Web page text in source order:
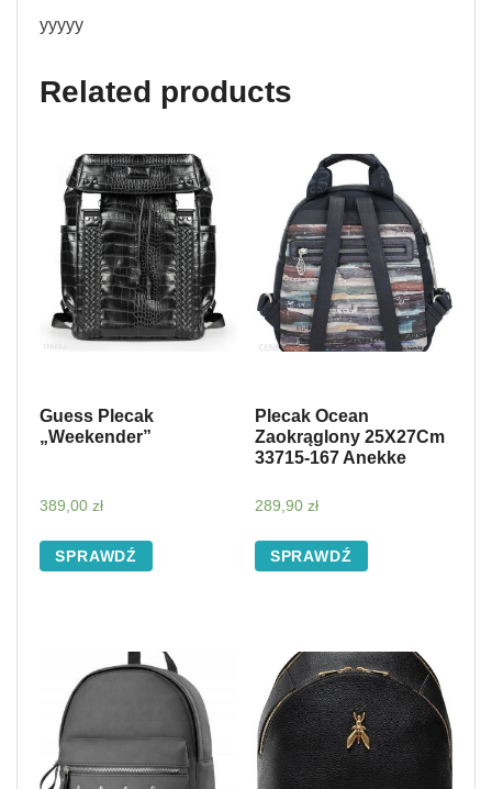
yyyyy
Related products
Guess Plecak
„Weekender”
389,00 zł
SPRAWDŹ
Plecak Ocean
Zaokrąglony 25X27Cm
33715-167 Anekke
289,90 zł
SPRAWDŹ